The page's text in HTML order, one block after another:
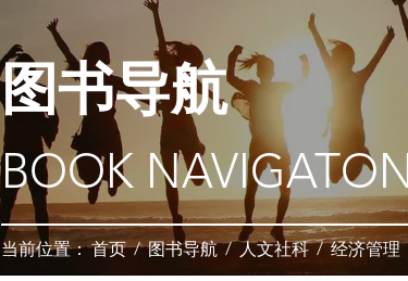
图书导航
BOOK NAVIGATON
当前位置：首页/图书导航 / 人文社科 / 经济管理